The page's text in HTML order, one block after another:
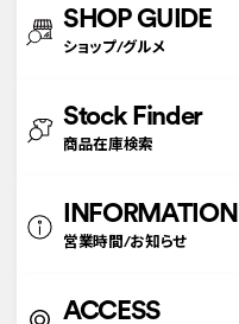
SHOP GUIDE
ショップ/グルメ
Stock Finder
商品在庫検索
INFORMATION
営業時間/お知らせ
ACCESS